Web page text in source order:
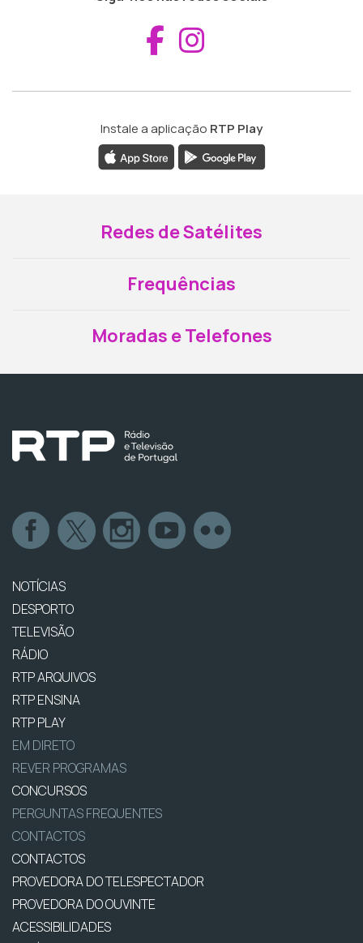
Aceder ao
Instale a aplicação RTP Play
Redes de Satélites
Frequências
Moradas e Telefones
NOTÍCIAS
DESPORTO
TELEVISÃO
RÁDIO
RTP ARQUIVOS
RTP ENSINA
RTP PLAY
EM DIRETO
REVER PROGRAMAS
CONCURSOS
PERGUNTAS FREQUENTES
CONTACTOS
CONTACTOS
PROVEDORA DO TELESPECTADOR
PROVEDORA DO OUVINTE
ACESSIBILIDADES